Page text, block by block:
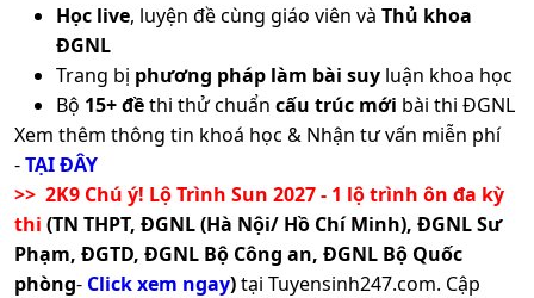
Học live, luyện đề cùng giáo viên và Thủ khoa
ĐGNL
Trang bị phương pháp làm bài suy luận khoa học
Bộ 15+ đềthi thử chuẩn cấu trúc mới bài thi ĐGNL
Xem thêm thông tin khoá học & Nhận tư vấn miễn phí
-TẠI ĐÂY
>> 2K9 Chú ý! Lộ Trình Sun 2027 - 1 lộ trình ôn đa kỳ
thi (TN THPT, ĐGNL (Hà Nội/ Hồ Chí Minh), ĐGNL Sư
Phạm, ĐGTD, ĐGNL Bộ Công an, ĐGNL Bộ Quốc
phòng- Click xem ngay)tại Tuyensinh247.com. Cập